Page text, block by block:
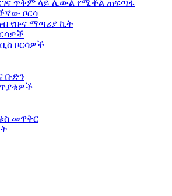
ጥቅም ላይ ሊውል የሚችል ጠፍጣፋ
ቦርሳ
የቡና ማጣሪያ ኪት
ቦርሳዎች
ቡድን
መዋቅር